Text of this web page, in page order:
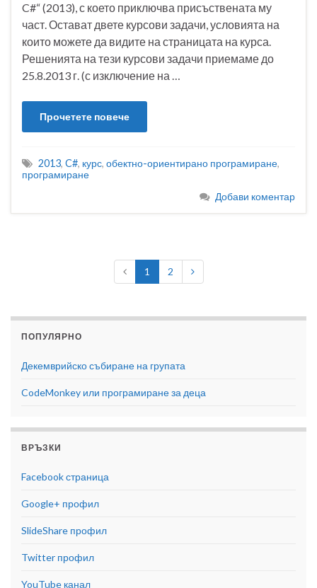
C#“ (2013), с което приключва присъствената му
част. Остават двете курсови задачи, условията на
които можете да видите на страницата на курса.
Решенията на тези курсови задачи приемаме до
25.8.2013 г. (с изключение на …
Прочетете повече
2013, C#, курс, обектно-ориентирано програмиране,
програмиране
Добави коментар
1 2
ПОПУЛЯРНО
Декемврийско събиране на групата
CodeMonkey или програмиране за деца
ВРЪЗКИ
Facebook страница
Google+ профил
SlideShare профил
Twitter профил
YouTube канал